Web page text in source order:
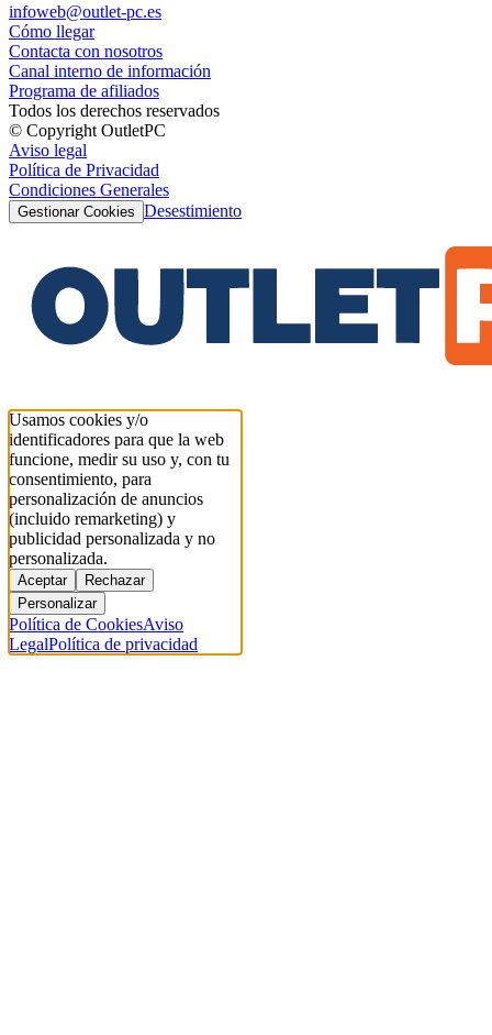
infoweb@outlet-pc.es
Cómo llegar
Contacta con nosotros
Canal interno de información
Programa de afiliados
Todos los derechos reservados
© Copyright OutletPC
Aviso legal
Política de Privacidad
Condiciones Generales
Gestionar Cookies Desestimiento
Usamos cookies y/o
identificadores para que la web
funcione, medir su uso y, con tu
consentimiento, para
personalización de anuncios
(incluido remarketing) y
publicidad personalizada y no
personalizada.
Aceptar
Rechazar
Personalizar
Política de CookiesAviso
LegalPolítica de privacidad